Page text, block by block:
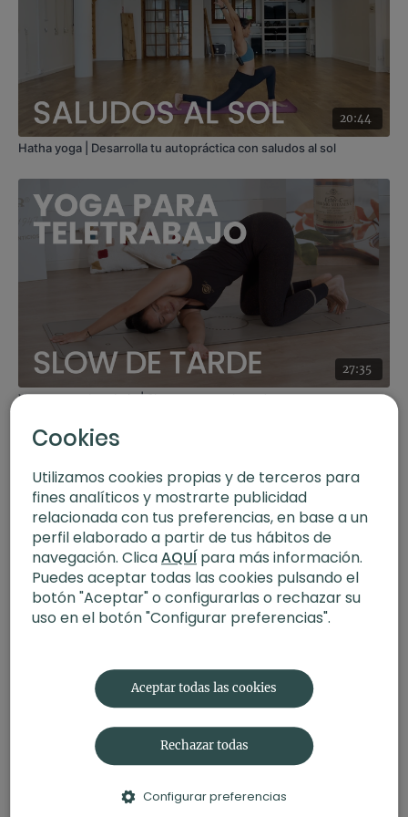
: multinivel
: 3 (activa)
: sin material
Enfoque : foco y claridad mental
Contenido relacionado: Los 4 elementos I Tierra. Enraizar
20:44
Hatha yoga | Desarrolla tu autopráctica con saludos al sol
27:35
Yoga para teletrabajo | Slow move por la tarde
Cookies
Utilizamos cookies propias y de terceros para
fines analíticos y mostrarte publicidad
relacionada con tus preferencias, en base a un
perfil elaborado a partir de tus hábitos de
navegación. ClicaAQUÍpara más información.
Puedes aceptar todas las cookies pulsando el
botón "Aceptar" o configurarlas o rechazar su
uso en el botón "Configurar preferencias".
Aceptar todas las cookies
Rechazar todas
Configurar preferencias